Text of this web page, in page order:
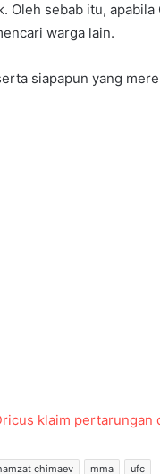
Oleh sebab itu,
warga lain.
siapapun yang
klaim pertarungan
chimaev mma ufc